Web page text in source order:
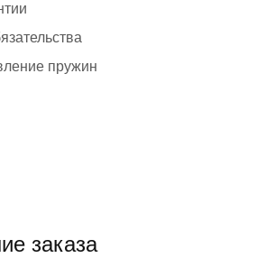
пружин
заказа